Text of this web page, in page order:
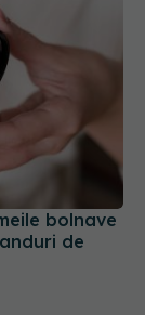
bolnave
de